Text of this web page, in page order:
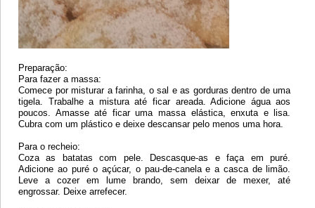
Preparação:
Para fazer a massa:
Comece por misturar a farinha, o sal e as gorduras dentro de uma
tigela. Trabalhe a mistura até ficar areada. Adicione água aos
poucos. Amasse até ficar uma massa elástica, enxuta e lisa.
Cubra com um plástico e deixe descansar pelo menos uma hora.
Para o recheio:
Coza as batatas com pele. Descasque-as e faça em puré.
Adicione ao puré o açúcar, o pau-de-canela e a casca de limão.
Leve a cozer em lume brando, sem deixar de mexer, até
engrossar. Deixe arrefecer.